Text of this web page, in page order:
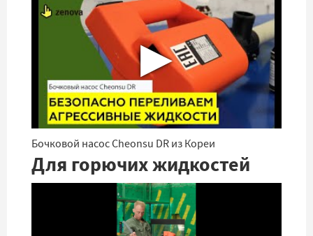
▶
Бочковой насос Cheonsu DR из Кореи
Для горючих жидкостей